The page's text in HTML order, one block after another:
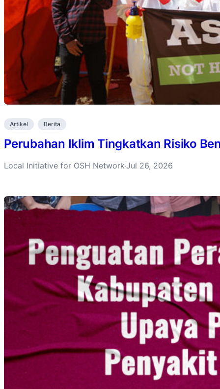
Artikel Berita
Perubahan Iklim Tingkatkan Risiko
Local Initiative for OSH Network·Jul 26, 2026